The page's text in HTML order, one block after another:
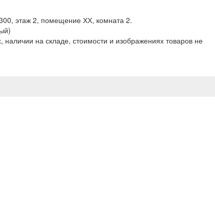
этаж 2, помещение ХХ, комната 2.
на складе, стоимости и изображениях товаров не